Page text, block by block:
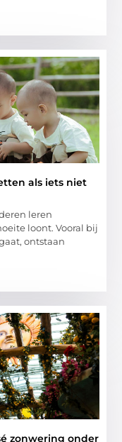
als iets niet
leren
loont. Vooral bij
ontstaan
zonwering onder